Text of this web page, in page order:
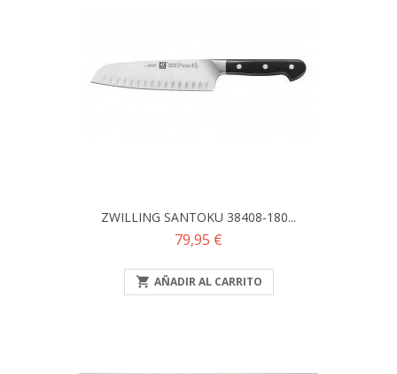
ZWILLING SANTOKU 38408-180...
Precio
79,95 €
 AÑADIR AL CARRITO